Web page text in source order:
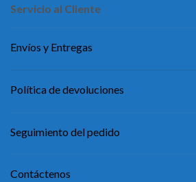
Servicio al Cliente
Envíos y Entregas
Política de devoluciones
Seguimiento del pedido
Contáctenos